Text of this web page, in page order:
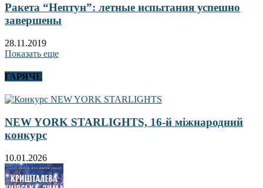
Ракета “Нептун”: летные испытания успешно
завершены
28.11.2019
Показать еще
ГАРЯЧЕ
NEW YORK STARLIGHTS, 16-й міжнародний
конкурс
10.01.2026